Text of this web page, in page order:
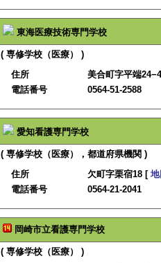
東海医療技術専門学校
( 専修学校（医療） )
住所
美合町字平端
電話番号
0564-51-2588
愛知看護専門学校
( 専修学校（医療），都道府県機関 )
住所
欠町字栗宿18 [
電話番号
0564-21-2041
岡崎市立看護専門学校
( 専修学校（医療） )